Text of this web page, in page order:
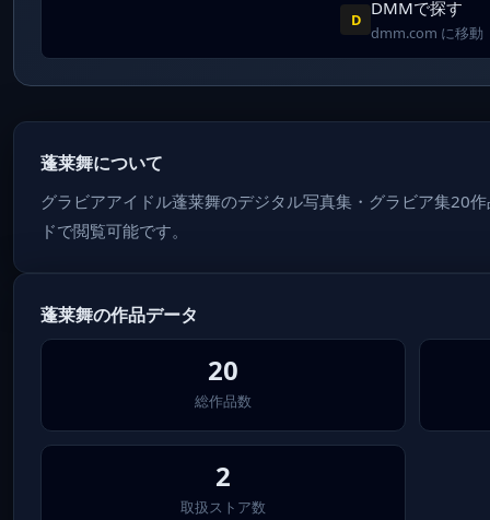
D
DMMで探す
dmm.com に移動
蓬莱舞について
グラビアアイドル蓬莱舞のデジタル写真集・グラビア集20
ドで閲覧可能です。
蓬莱舞の作品データ
20
総作品数
2
取扱ストア数